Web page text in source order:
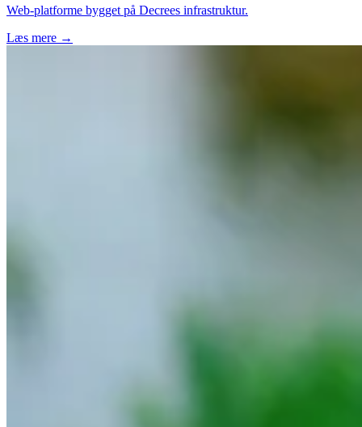
Web-platforme bygget på Decrees infrastruktur.
Læs mere →